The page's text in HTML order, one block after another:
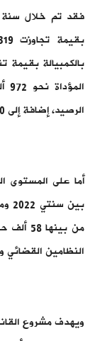
الرصيد، إضافة إلى 700 ألف حالة كمبيالة مرتجعة للأسباب نفسها.
من
النظامين
ويهدف مشروع